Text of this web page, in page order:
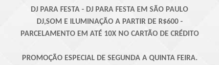
DJ PARA FESTA - DJ PARA FESTA EM SÃO PAULO
DJ,SOM E ILUMINAÇÃO A PARTIR DE R$600 -
PARCELAMENTO EM ATÉ 10X NO CARTÃO DE CRÉDITO
PROMOÇÃO ESPECIAL DE SEGUNDA A QUINTA FEIRA.